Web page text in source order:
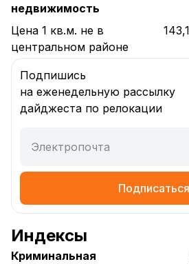
недвижимость
Цена 1 кв.м. не в
центральном районе
Подпишись
на еженедельную рассылку
дайджеста по релокации
Электропочта
Подписаться
Индексы
Криминальная